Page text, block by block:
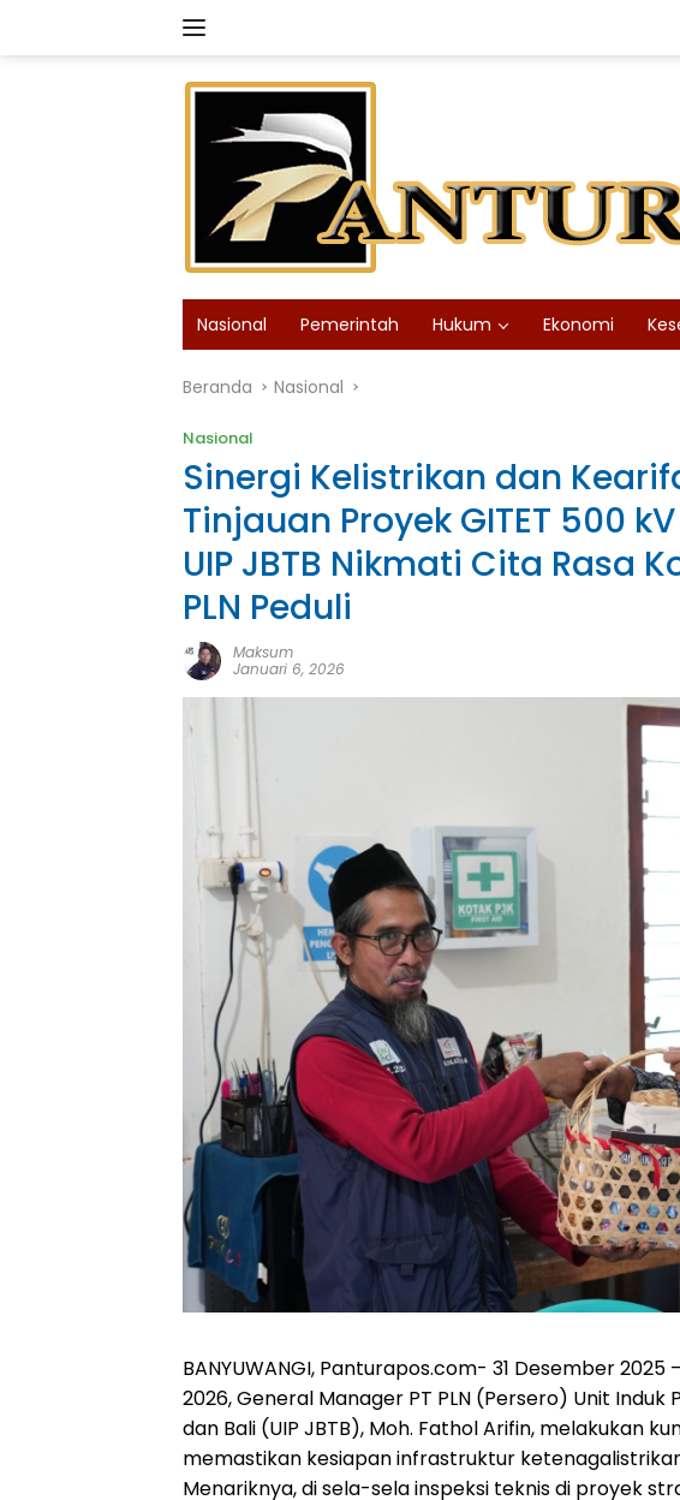
Nasional Pemerintah Hukum Ekonomi
Beranda Nasional
Nasional
Sinergi Kelistrikan dan
Tinjauan Proyek GITET 500
UIP JBTB Nikmati Cita Rasa
PLN Peduli
Maksum
Januari 6, 2026
BANYUWANGI, Panturapos.com- 31 Desember
2026, General Manager PT PLN (Persero) Unit
dan Bali (UIP JBTB), Moh. Fathol Arifin, melakukan
memastikan kesiapan infrastruktur
Menariknya, di sela-sela inspeksi teknis di proyek